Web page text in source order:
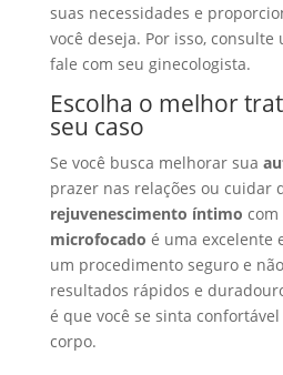
suas necessidades e
você deseja. Por isso,
fale com seu ginecologista.
Escolha o melhor
seu caso
Se você busca melhorar sua
prazer nas relações ou cuidar
rejuvenescimento íntimo com
microfocado é uma excelente
um procedimento seguro e
resultados rápidos e
é que você se sinta
corpo.